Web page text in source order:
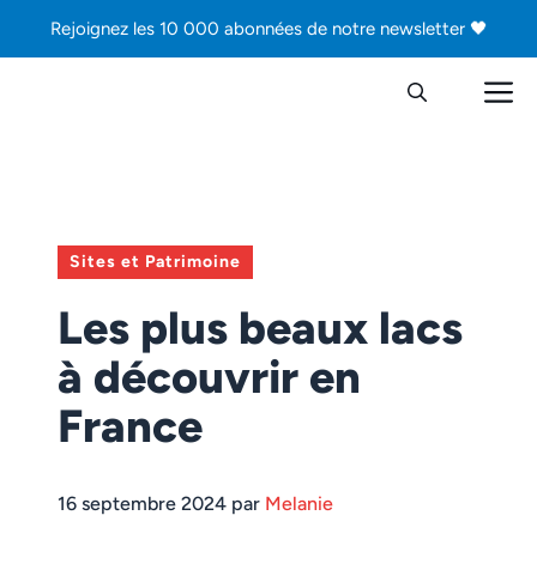
Rejoignez les 10 000 abonnées de notre newsletter 🖤
Sites et Patrimoine
Les plus beaux lacs
à découvrir en
France
16 septembre 2024 par Melanie